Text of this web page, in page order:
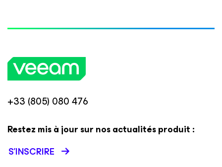
+33 (805) 080 476
Restez mis à jour sur nos actualités produit :
S’INSCRIRE